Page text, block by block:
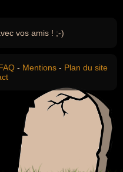
vos amis ! ;-)
- Mentions - Plan du site